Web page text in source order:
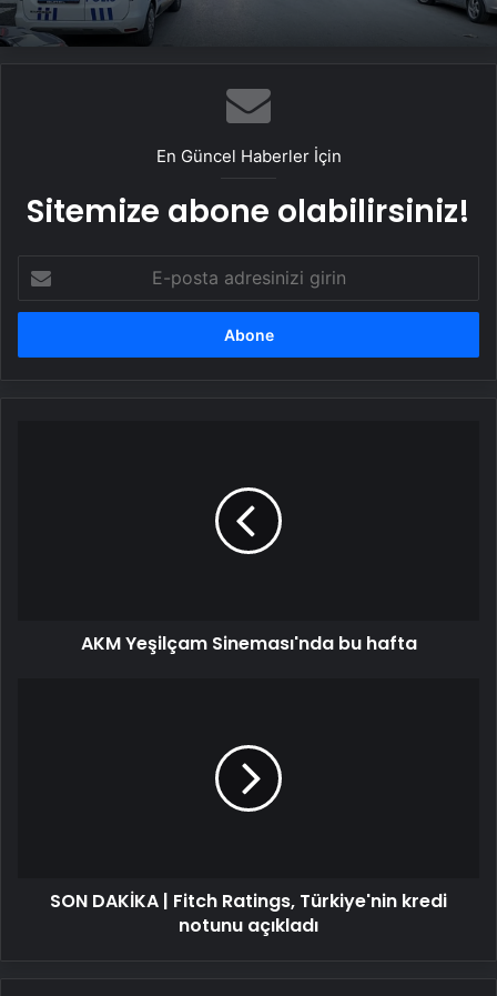
En Güncel Haberler İçin
Sitemize abone olabilirsiniz!
posta
adresinizi
AKM Yeşilçam Sineması'nda bu hafta
SON DAKİKA | Fitch Ratings, Türkiye'nin kredi
notunu açıkladı